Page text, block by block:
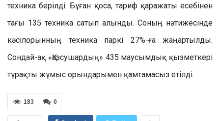
техника берілді. Бұған қоса, тариф қаражаты есебінен
тағы 135 техника сатып алынды. Соның нәтижесінде
кәсіпорынның техника паркі 27%-ға жаңартылды.
Сондай-ақ «Қазсушардың» 435 маусымдық қызметкері
тұрақты жұмыс орындарымен қамтамасыз етілді.
0
183